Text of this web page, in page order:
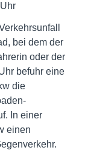
bei dem der
oder der
befuhr eine
die
In einer
einen